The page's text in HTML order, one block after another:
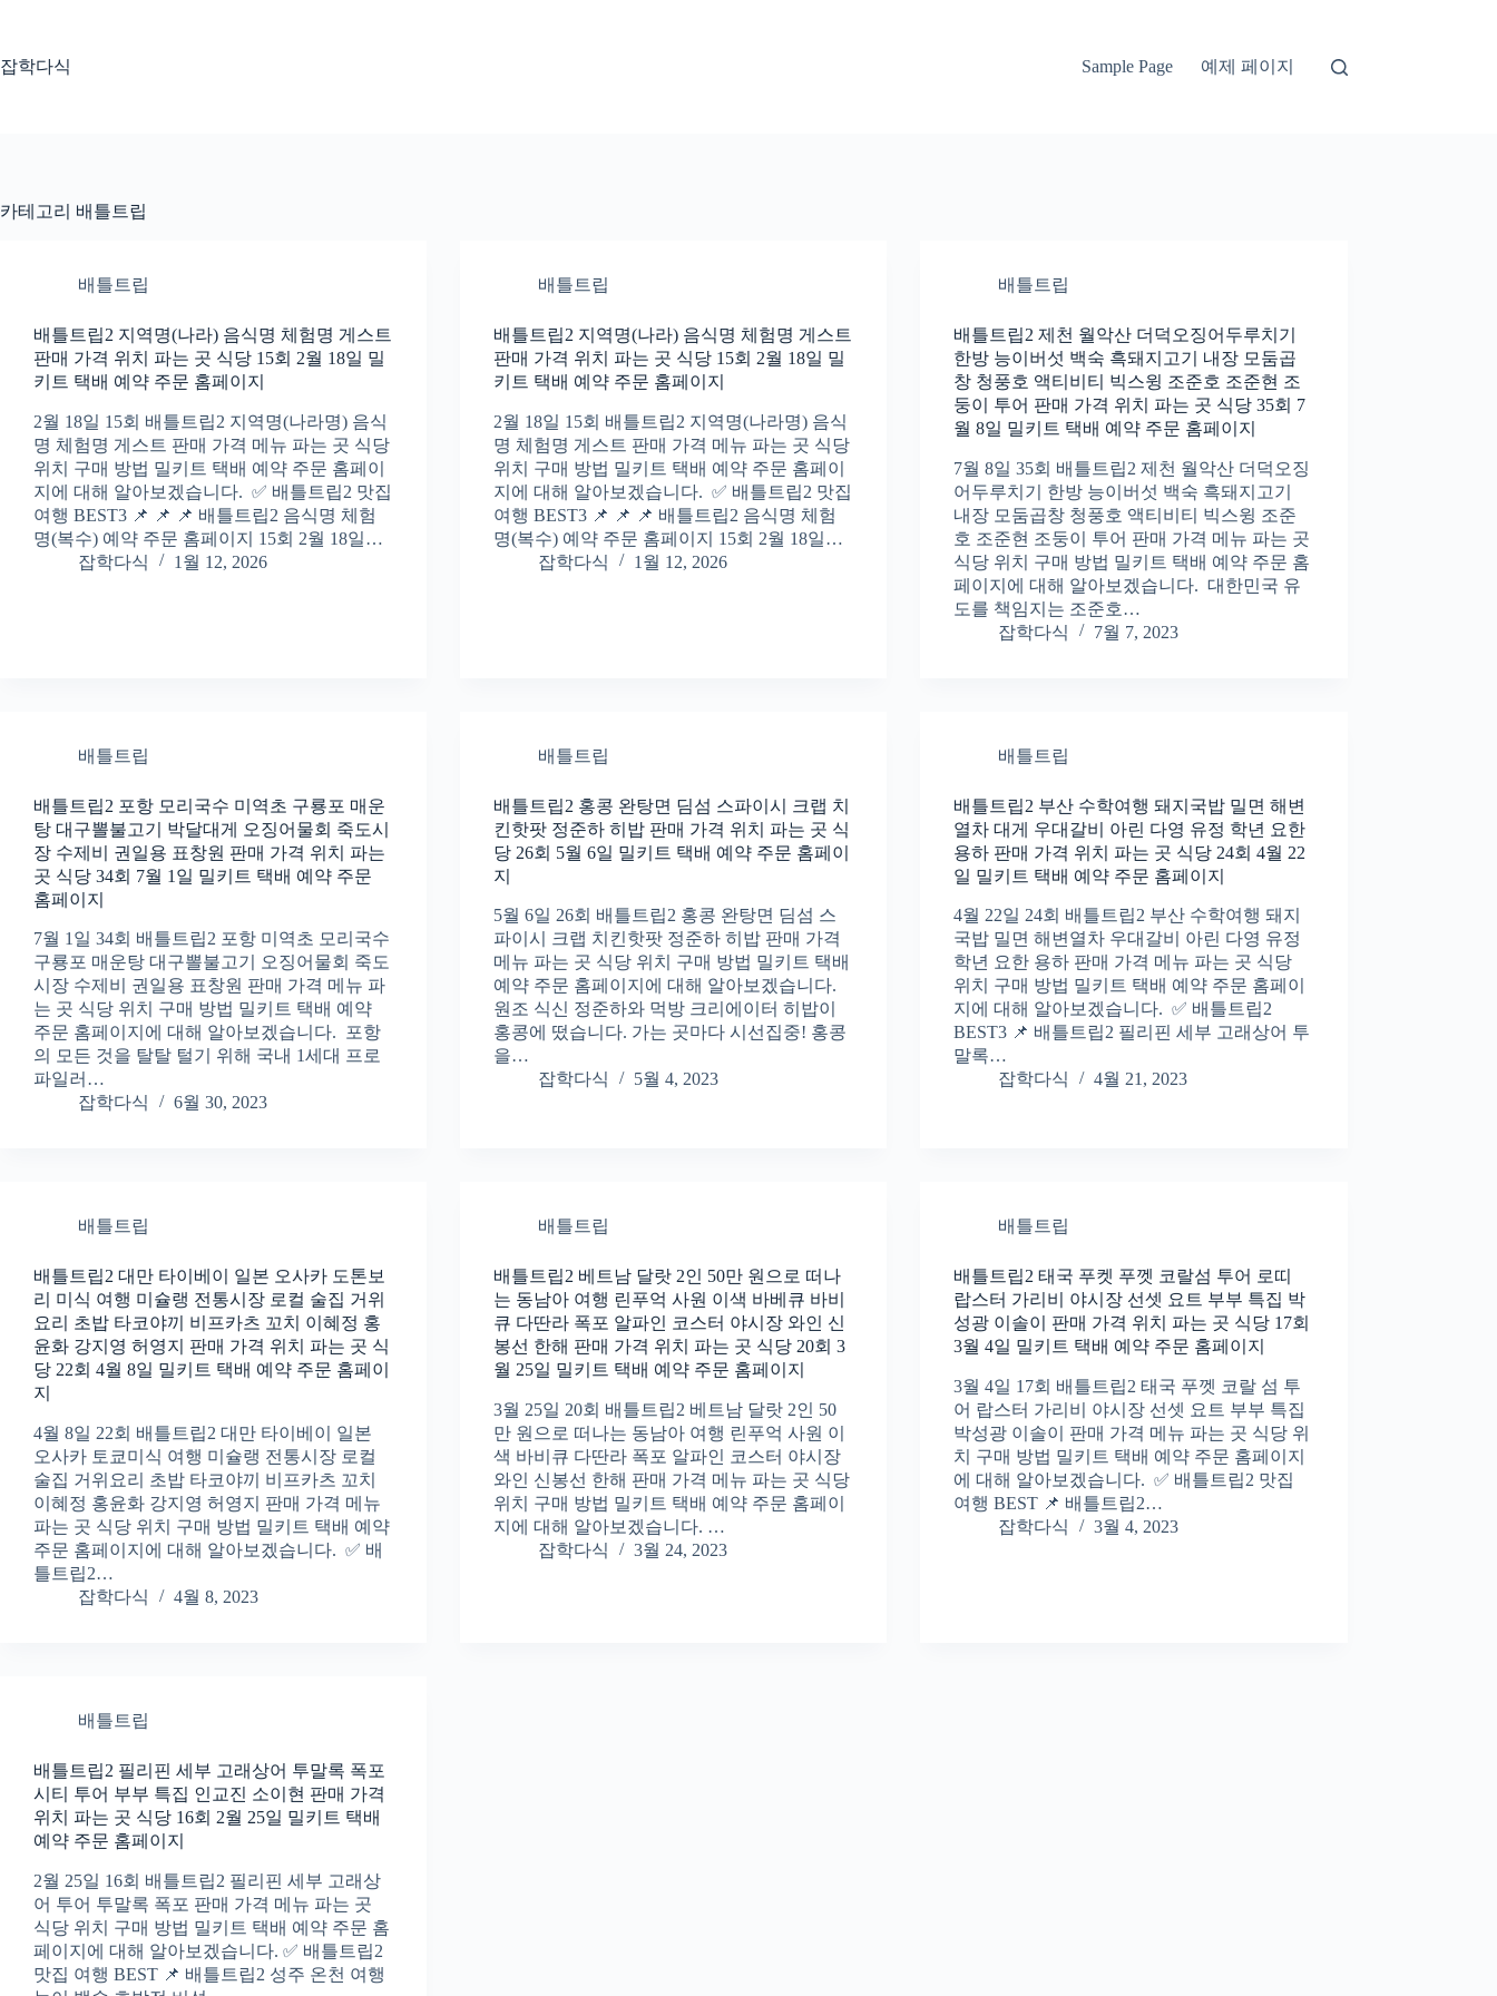
으
로
잡학다식 Sample Page 예제 페이지
카테고리 배틀트립
배틀트립
배틀트립2 지역명(나라) 음식명 체험명 게스트
판매 가격 위치 파는 곳 식당 15회 2월 18일 밀
키트 택배 예약 주문 홈페이지
2월 18일 15회 배틀트립2 지역명(나라명) 음식
명 체험명 게스트 판매 가격 메뉴 파는 곳 식당
위치 구매 방법 밀키트 택배 예약 주문 홈페이
지에 대해 알아보겠습니다. ✅ 배틀트립2 맛집
여행 BEST3 📌 📌 📌 배틀트립2 음식명 체험
명(복수) 예약 주문 홈페이지 15회 2월 18일…
잡학다식
1월 12, 2026
배틀트립
배틀트립2 지역명(나라) 음식명 체험명 게스트
판매 가격 위치 파는 곳 식당 15회 2월 18일 밀
키트 택배 예약 주문 홈페이지
2월 18일 15회 배틀트립2 지역명(나라명) 음식
명 체험명 게스트 판매 가격 메뉴 파는 곳 식당
위치 구매 방법 밀키트 택배 예약 주문 홈페이
지에 대해 알아보겠습니다. ✅ 배틀트립2 맛집
여행 BEST3 📌 📌 📌 배틀트립2 음식명 체험
명(복수) 예약 주문 홈페이지 15회 2월 18일…
잡학다식
1월 12, 2026
배틀트립
배틀트립2 제천 월악산 더덕오징어두루치기
한방 능이버섯 백숙 흑돼지고기 내장 모둠곱
창 청풍호 액티비티 빅스윙 조준호 조준현 조
둥이 투어 판매 가격 위치 파는 곳 식당 35회 7
월 8일 밀키트 택배 예약 주문 홈페이지
7월 8일 35회 배틀트립2 제천 월악산 더덕오징
어두루치기 한방 능이버섯 백숙 흑돼지고기
내장 모둠곱창 청풍호 액티비티 빅스윙 조준
호 조준현 조둥이 투어 판매 가격 메뉴 파는 곳
식당 위치 구매 방법 밀키트 택배 예약 주문 홈
페이지에 대해 알아보겠습니다. 대한민국 유
도를 책임지는 조준호…
잡학다식
7월 7, 2023
배틀트립
배틀트립2 포항 모리국수 미역초 구룡포 매운
탕 대구뽈불고기 박달대게 오징어물회 죽도시
장 수제비 권일용 표창원 판매 가격 위치 파는
곳 식당 34회 7월 1일 밀키트 택배 예약 주문
홈페이지
7월 1일 34회 배틀트립2 포항 미역초 모리국수
구룡포 매운탕 대구뽈불고기 오징어물회 죽도
시장 수제비 권일용 표창원 판매 가격 메뉴 파
는 곳 식당 위치 구매 방법 밀키트 택배 예약
주문 홈페이지에 대해 알아보겠습니다. 포항
의 모든 것을 탈탈 털기 위해 국내 1세대 프로
파일러…
잡학다식
6월 30, 2023
배틀트립
배틀트립2 홍콩 완탕면 딤섬 스파이시 크랩 치
킨핫팟 정준하 히밥 판매 가격 위치 파는 곳 식
당 26회 5월 6일 밀키트 택배 예약 주문 홈페이
지
5월 6일 26회 배틀트립2 홍콩 완탕면 딤섬 스
파이시 크랩 치킨핫팟 정준하 히밥 판매 가격
메뉴 파는 곳 식당 위치 구매 방법 밀키트 택배
예약 주문 홈페이지에 대해 알아보겠습니다.
원조 식신 정준하와 먹방 크리에이터 히밥이
홍콩에 떴습니다. 가는 곳마다 시선집중! 홍콩
을…
잡학다식
5월 4, 2023
배틀트립
배틀트립2 부산 수학여행 돼지국밥 밀면 해변
열차 대게 우대갈비 아린 다영 유정 학년 요한
용하 판매 가격 위치 파는 곳 식당 24회 4월 22
일 밀키트 택배 예약 주문 홈페이지
4월 22일 24회 배틀트립2 부산 수학여행 돼지
국밥 밀면 해변열차 우대갈비 아린 다영 유정
학년 요한 용하 판매 가격 메뉴 파는 곳 식당
위치 구매 방법 밀키트 택배 예약 주문 홈페이
지에 대해 알아보겠습니다. ✅ 배틀트립2
BEST3 📌 배틀트립2 필리핀 세부 고래상어 투
말록…
잡학다식
4월 21, 2023
배틀트립
배틀트립2 대만 타이베이 일본 오사카 도톤보
리 미식 여행 미슐랭 전통시장 로컬 술집 거위
요리 초밥 타코야끼 비프카츠 꼬치 이혜정 홍
윤화 강지영 허영지 판매 가격 위치 파는 곳 식
당 22회 4월 8일 밀키트 택배 예약 주문 홈페이
지
4월 8일 22회 배틀트립2 대만 타이베이 일본
오사카 토쿄미식 여행 미슐랭 전통시장 로컬
술집 거위요리 초밥 타코야끼 비프카츠 꼬치
이혜정 홍윤화 강지영 허영지 판매 가격 메뉴
파는 곳 식당 위치 구매 방법 밀키트 택배 예약
주문 홈페이지에 대해 알아보겠습니다. ✅ 배
틀트립2…
잡학다식
4월 8, 2023
배틀트립
배틀트립2 베트남 달랏 2인 50만 원으로 떠나
는 동남아 여행 린푸억 사원 이색 바베큐 바비
큐 다딴라 폭포 알파인 코스터 야시장 와인 신
봉선 한해 판매 가격 위치 파는 곳 식당 20회 3
월 25일 밀키트 택배 예약 주문 홈페이지
3월 25일 20회 배틀트립2 베트남 달랏 2인 50
만 원으로 떠나는 동남아 여행 린푸억 사원 이
색 바비큐 다딴라 폭포 알파인 코스터 야시장
와인 신봉선 한해 판매 가격 메뉴 파는 곳 식당
위치 구매 방법 밀키트 택배 예약 주문 홈페이
지에 대해 알아보겠습니다. …
잡학다식
3월 24, 2023
배틀트립
배틀트립2 태국 푸켓 푸껫 코랄섬 투어 로띠
랍스터 가리비 야시장 선셋 요트 부부 특집 박
성광 이솔이 판매 가격 위치 파는 곳 식당 17회
3월 4일 밀키트 택배 예약 주문 홈페이지
3월 4일 17회 배틀트립2 태국 푸껫 코랄 섬 투
어 랍스터 가리비 야시장 선셋 요트 부부 특집
박성광 이솔이 판매 가격 메뉴 파는 곳 식당 위
치 구매 방법 밀키트 택배 예약 주문 홈페이지
에 대해 알아보겠습니다. ✅ 배틀트립2 맛집
여행 BEST 📌 배틀트립2…
잡학다식
3월 4, 2023
배틀트립
배틀트립2 필리핀 세부 고래상어 투말록 폭포
시티 투어 부부 특집 인교진 소이현 판매 가격
위치 파는 곳 식당 16회 2월 25일 밀키트 택배
예약 주문 홈페이지
2월 25일 16회 배틀트립2 필리핀 세부 고래상
어 투어 투말록 폭포 판매 가격 메뉴 파는 곳
식당 위치 구매 방법 밀키트 택배 예약 주문 홈
페이지에 대해 알아보겠습니다. ✅ 배틀트립2
맛집 여행 BEST 📌 배틀트립2 성주 온천 여행